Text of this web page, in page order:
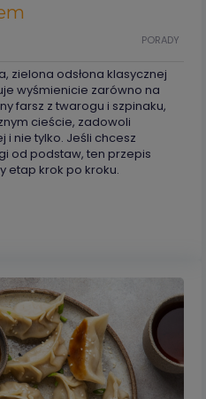
PORADY
zielona odsłona klasycznej
wyśmienicie zarówno na
farsz z twarogu i szpinaku,
cieście, zadowoli
i nie tylko. Jeśli chcesz
od podstaw, ten przepis
etap krok po kroku.